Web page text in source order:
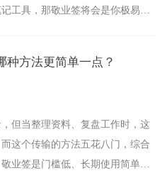
工具，那敬业签将会是你极易上
种方法更简单一点？
但当整理资料、复盘工作时，这
这个传输的方法五花八门，综合
业签是门槛低、长期使用简单的